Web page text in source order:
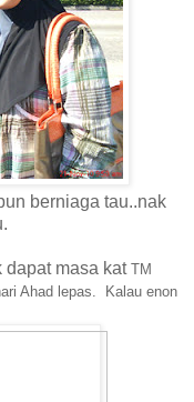
berniaga tau..nak
dapat masa kat TM
Ahad lepas. Kalau enon